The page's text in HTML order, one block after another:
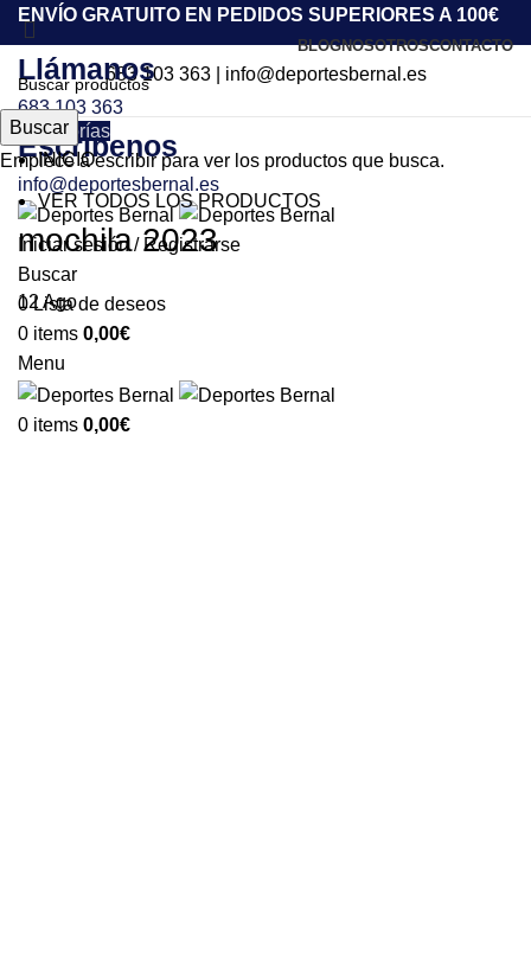
ENVÍO GRATUITO EN PEDIDOS SUPERIORES A 100€
BLOGNOSOTROSCONTACTO
683 103 363| info@deportesbernal.es
Llámanos
683 103 363
Escríbenos
info@deportesbernal.es
Iniciar sesión / Registrarse
Buscar
0Lista de deseos
0 items 0,00€
Menu
0 items 0,00€
Categorías
INICIO
VER TODOS LOS PRODUCTOS
mochila 2023
12 Ago
Buscar
Empiece a escribir para ver los productos que busca.